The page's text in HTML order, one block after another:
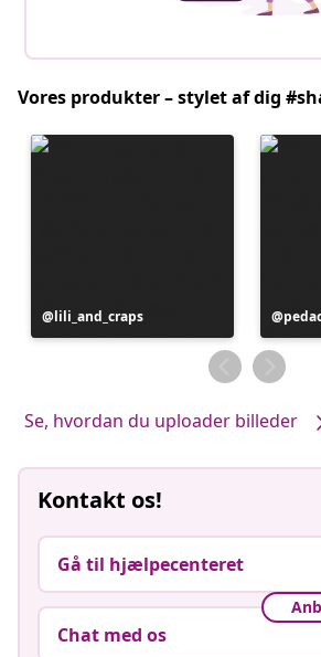
Vores produkter – stylet af dig
Opslag
offentliggjort
lili_and_craps
af
Se, hvordan du uploader billeder
Kontakt os!
Gå til hjælpecenteret
Chat med os